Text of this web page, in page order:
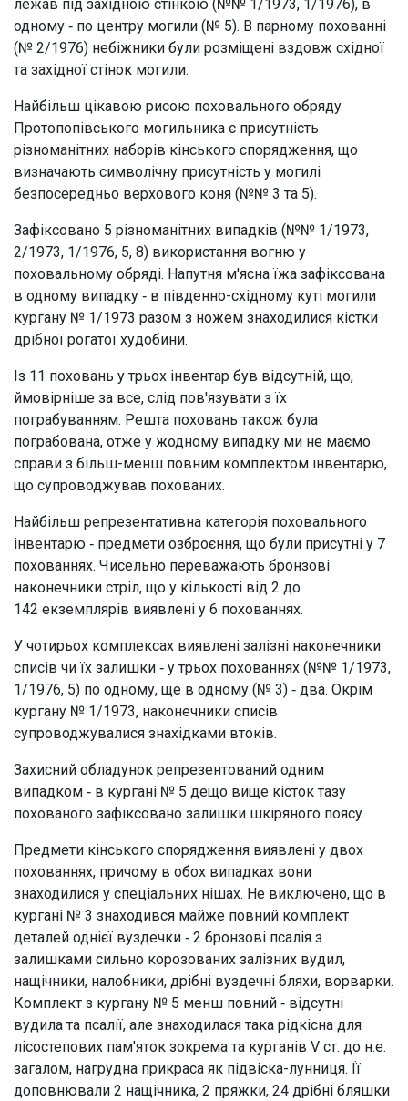
лежав під західною стінкою (№№ 1/1973, 1/1976), в
одному ‑ по центру могили (№ 5). В парному похованні
(№ 2/1976) небіжники були розміщені вздовж східної
та західної стінок могили.
Найбільш цікавою рисою поховального обряду
Протопопівського могильника є присутність
різноманітних наборів кінського спорядження, що
визначають символічну присутність у могилі
безпосередньо верхового коня (№№ 3 та 5).
Зафіксовано 5 різноманітних випадків (№№ 1/1973,
2/1973, 1/1976, 5, 8) використання вогню у
поховальному обряді. Напутня м'ясна їжа зафіксована
в одному випадку ‑ в південно-східному куті могили
кургану № 1/1973 разом з ножем знаходилися кістки
дрібної рогатої худобини.
Із 11 поховань у трьох інвентар був відсутній, що,
ймовірніше за все, слід пов'язувати з їх
пограбуванням. Решта поховань також була
пограбована, отже у жодному випадку ми не маємо
справи з більш-менш повним комплектом інвентарю,
що супроводжував похованих.
Найбільш репрезентативна категорія поховального
інвентарю ‑ предмети озброєння, що були присутні у 7
похованнях. Чисельно переважають бронзові
наконечники стріл, що у кількості від 2 до
142 екземплярів виявлені у 6 похованнях.
У чотирьох комплексах виявлені залізні наконечники
списів чи їх залишки ‑ у трьох похованнях (№№ 1/1973,
1/1976, 5) по одному, ще в одному (№ 3) ‑ два. Окрім
кургану № 1/1973, наконечники списів
супроводжувалися знахідками втоків.
Захисний обладунок репрезентований одним
випадком ‑ в кургані № 5 дещо вище кісток тазу
похованого зафіксовано залишки шкіряного поясу.
Предмети кінського спорядження виявлені у двох
похованнях, причому в обох випадках вони
знаходилися у спеціальних нішах. Не виключено, що в
кургані № 3 знаходився майже повний комплект
деталей однієї вуздечки ‑ 2 бронзові псалія з
залишками сильно корозованих залізних вудил,
нащічники, налобники, дрібні вуздечні бляхи, ворварки.
Комплект з кургану № 5 менш повний ‑ відсутні
вудила та псалії, але знаходилася така рідкісна для
лісостепових пам'яток зокрема та курганів V ст. до н.е.
загалом, нагрудна прикраса як підвіска-лунниця. Її
доповнювали 2 нащічника, 2 пряжки, 24 дрібні бляшки